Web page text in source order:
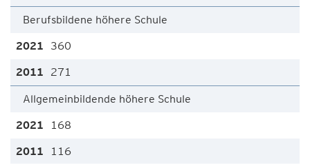
Berufsbildene höhere Schule
360
271
Allgemeinbildende höhere Schule
168
116